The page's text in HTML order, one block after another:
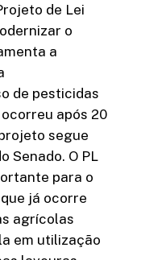
de Lei
o
a
de pesticidas
após 20
segue
Senado. O PL
para o
já ocorre
agrícolas
em utilização